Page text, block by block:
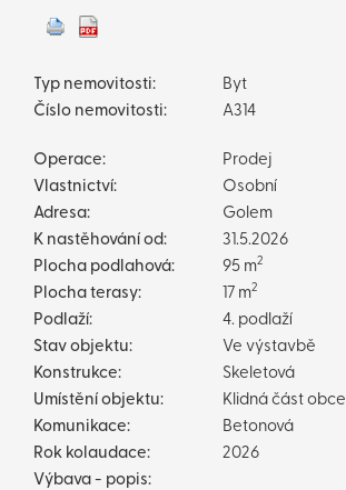
Typ nemovitosti:
Byt
Číslo nemovitosti:
A314
Operace:
Prodej
Vlastnictví:
Osobní
Adresa:
Golem
K nastěhování od:
31.5.2026
Plocha podlahová:
95 m2
Plocha terasy: 17 m2
Podlaží:
4. podlaží
Stav objektu:
Ve výstavbě
Konstrukce:
Skeletová
Umístění objektu:
Klidná část obce
Komunikace:
Betonová
Rok kolaudace:
2026
Výbava - popis: